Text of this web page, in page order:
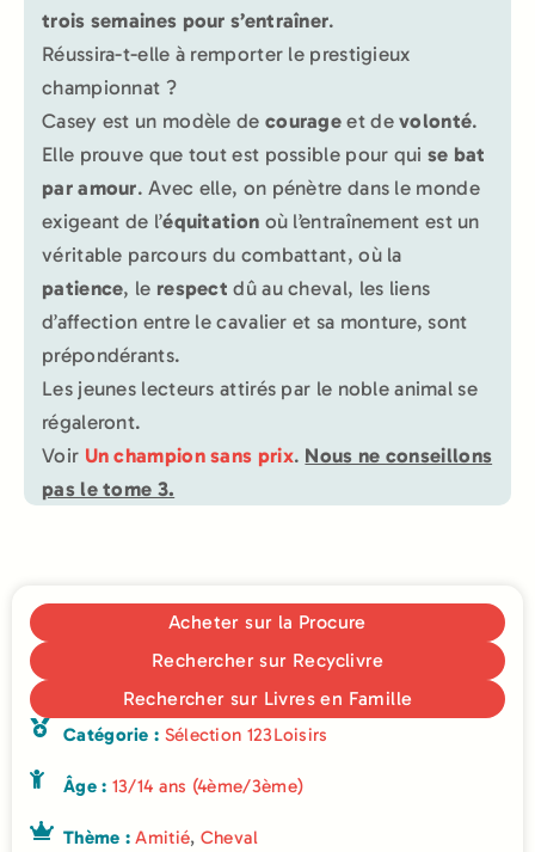
trois semaines pour s’entraîner.
Réussira-t-elle à remporter le prestigieux
championnat ?
Casey est un modèle de courageet devolonté.
Elle prouve que tout est possible pour qui se bat
par amour. Avec elle, on pénètre dans le monde
exigeant de l’équitation où l’entraînement est un
véritable parcours du combattant, où la
patience, le respectdû au cheval, les liens
d’affection entre le cavalier et sa monture, sont
prépondérants.
Les jeunes lecteurs attirés par le noble animal se
régaleront.
Voir Un champion sans prix. Nous ne conseillons
pas le tome 3.
Acheter sur la Procure
Rechercher sur Recyclivre
Rechercher sur Livres en Famille
Catégorie : Sélection 123Loisirs
Âge : 13/14 ans (4ème/3ème)
Thème :Amitié, Cheval